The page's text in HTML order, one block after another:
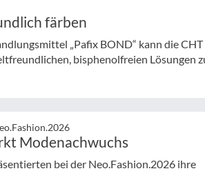
färben
„Pafix BOND“ kann die
bisphenolfreien Lösungen
Modenachwuchs
bei der Neo.Fashion.2026 ihre